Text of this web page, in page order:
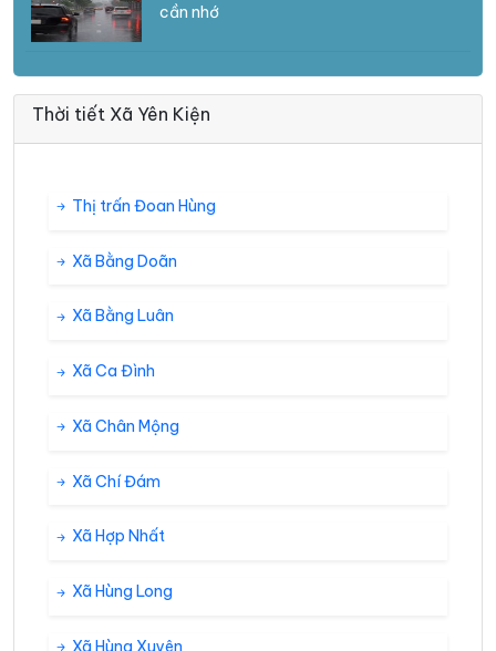
cần nhớ
Thời tiết Xã Yên Kiện
Thị trấn Đoan Hùng
Xã Bằng Doãn
Xã Bằng Luân
Xã Ca Đình
Xã Chân Mộng
Xã Chí Đám
Xã Hợp Nhất
Xã Hùng Long
Xã Hùng Xuyên